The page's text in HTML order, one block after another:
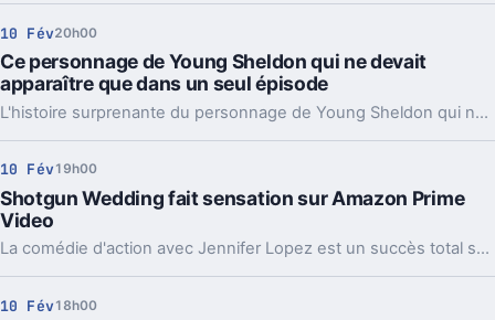
10 Fév20h00
Ce personnage de Young Sheldon qui ne devait
apparaître que dans un seul épisode
L'histoire surprenante du personnage de Young Sheldon qui ne devait initialement apparaître que dans un seul épisode.
10 Fév19h00
Shotgun Wedding fait sensation sur Amazon Prime
Video
La comédie d'action avec Jennifer Lopez est un succès total sur la plateforme de streaming Amazon Prime Video.
10 Fév18h00